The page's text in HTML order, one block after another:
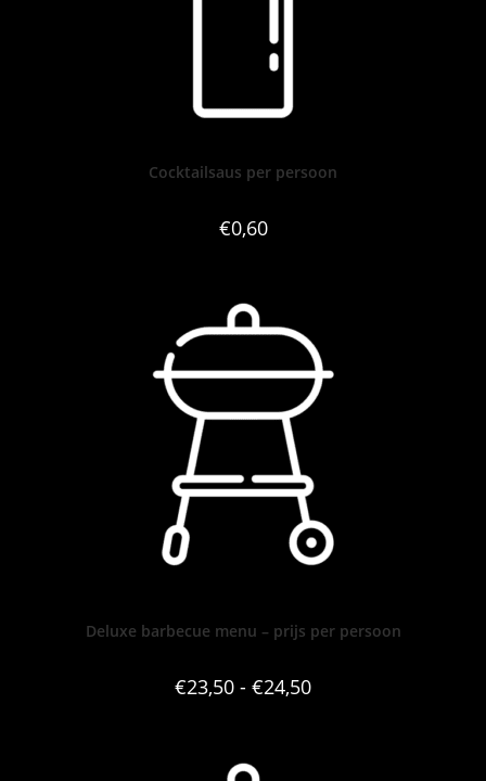
Cocktailsaus per persoon
€0,60
Deluxe barbecue menu – prijs per persoon
€23,50 - €24,50